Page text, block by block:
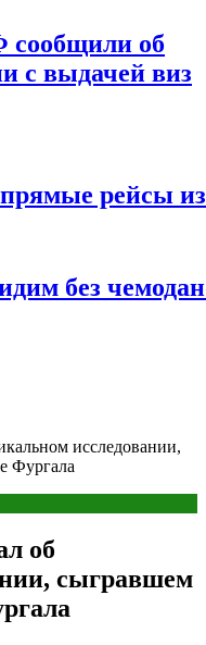
сообщили об
с выдачей виз
прямые рейсы
без
исследовании,
Фургала
об
сыгравшем